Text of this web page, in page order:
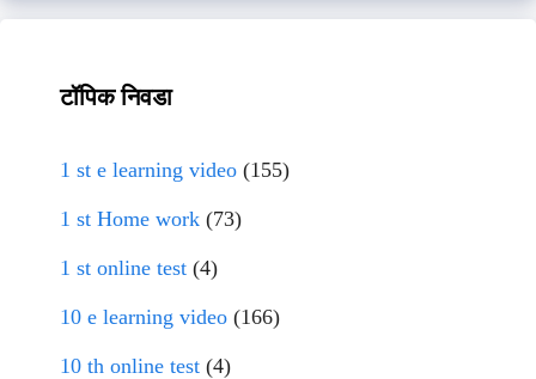
टॉपिक निवडा
1 st e learning video (155)
1 st Home work (73)
1 st online test (4)
10 e learning video (166)
10 th online test (4)